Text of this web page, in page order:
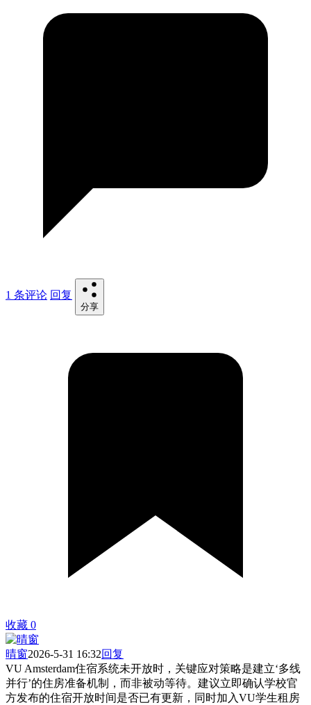
1 条评论 回复
分享
收藏 0
晴窗2026-5-31 16:32回复
VU Amsterdam住宿系统未开放时，关键应对策略是建立‘多线
并行’的住房准备机制，而非被动等待。建议立即确认学校官
方发布的住宿开放时间是否已有更新，同时加入VU学生租房